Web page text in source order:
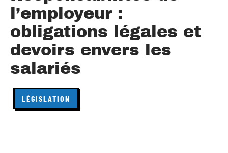
l’employeur :
obligations légales et
devoirs envers les
salariés
LÉGISLATION